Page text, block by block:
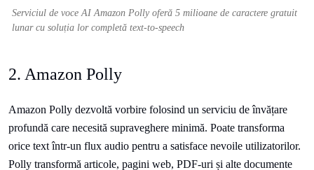
Serviciul de voce AI Amazon Polly oferă 5 milioane de caractere gratuit
lunar cu soluția lor completă text-to-speech
2. Amazon Polly
Amazon Polly dezvoltă vorbire folosind un serviciu de învățare
profundă care necesită supraveghere minimă. Poate transforma
orice text într-un flux audio pentru a satisface nevoile utilizatorilor.
Polly transformă articole, pagini web, PDF-uri și alte documente